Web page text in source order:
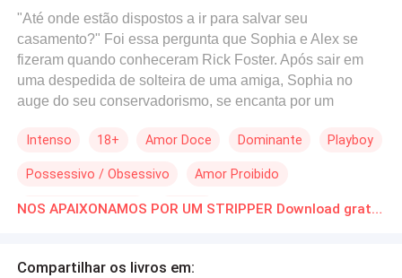
"Até onde estão dispostos a ir para salvar seu
casamento?" Foi essa pergunta que Sophia e Alex se
fizeram quando conheceram Rick Foster. Após sair em
uma despedida de solteira de uma amiga, Sophia no
auge do seu conservadorismo, se encanta por um
tem um casamento feliz com Alex, um casamento cheio
tem uma vida bem estável tanto financeira como
emocional. Mas a rotina chegou, o sexo diminuiu a
de swing, ela pensa que é traição só de pensar na
Intenso 18+ Amor Doce Dominante Playboy
Possessivo / Obsessivo Amor Proibido
Triângulo Amoroso Erótico NOS APAIXONAMOS POR UM STRIPPER Download gratuito de Novelas Online em PDF
Compartilhar os livros em: